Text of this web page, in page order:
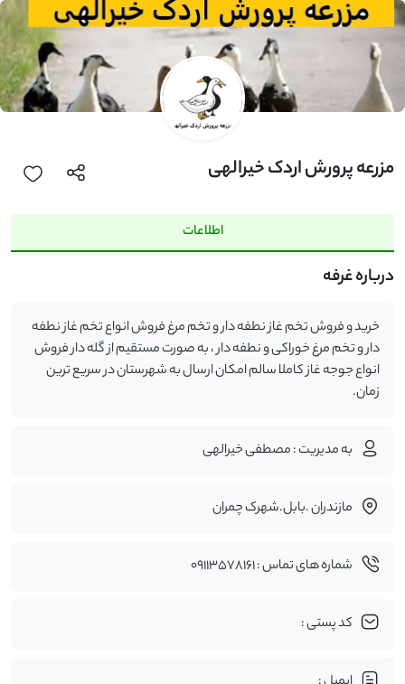
مزرعه پرورش اردک خیرالهی
اطلاعات
درباره غرفه
خرید و فروش تخم غاز نطفه دار و تخم مرغ فروش انواع تخم غاز نطفه
دار و تخم مرغ خوراکی و نطفه دار ، به صورت مستقیم از گله دار فروش
انواع جوجه غاز کاملا سالم امکان ارسال به شهرستان در سریع ترین
زمان.
به مدیریت : مصطفی خیرالهی
مازندران .بابل.شهرک چمران
شماره های تماس : ۰۹۱۱۳۵۷۸۱۶۱
کد پستی :